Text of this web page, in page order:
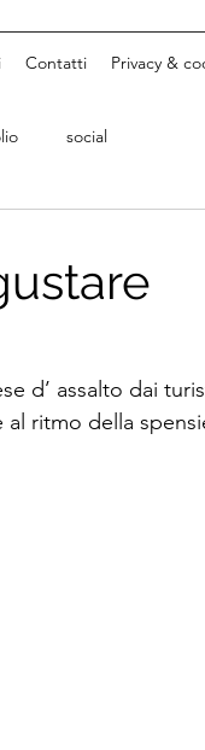
Contatti Privacy &
social
d’ assalto dai
ritmo della